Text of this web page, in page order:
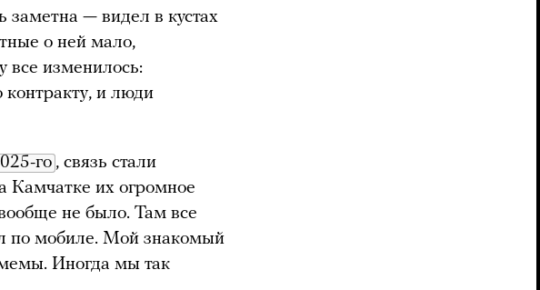
заметна — видел в кустах
о ней мало,
все изменилось:
и люди
го , связь стали
Камчатке их огромное
не было. Там все
по мобиле. Мой знакомый
Иногда мы так